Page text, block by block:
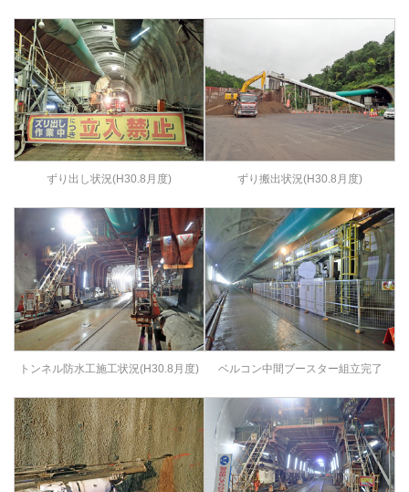
ずり出し状況(H30.8月度) ずり搬出状況(H30.8月度)
トンネル防水工施工状況(H30.8月度) ベルコン中間ブースター組立完了